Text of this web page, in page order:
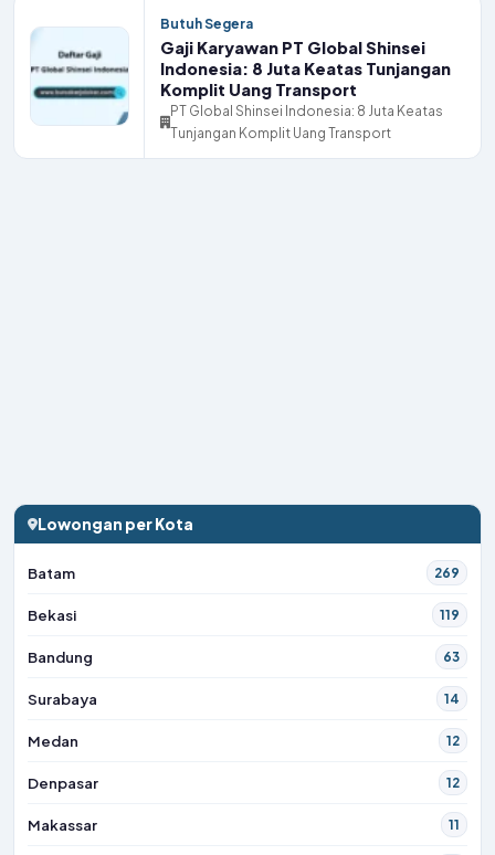
Butuh Segera
Gaji Karyawan PT Global Shinsei
Indonesia: 8 Juta Keatas Tunjangan
Komplit Uang Transport
PT Global Shinsei Indonesia: 8 Juta Keatas
Tunjangan Komplit Uang Transport
Lowongan per Kota
Batam 269
Bekasi 119
Bandung 63
Surabaya 14
Medan 12
Denpasar 12
Makassar 11